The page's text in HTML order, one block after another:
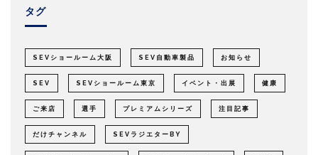
タグ
SEVショールーム大阪 SEV自動車製品 お知らせ
SEV SEVショールーム東京 イベント・出展 健康
ご来店 選手 プレミアムシリーズ 注目記事
だけチャンネル SEVラジエターBY